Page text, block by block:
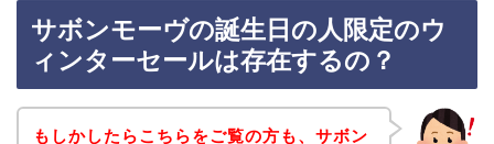
サボンモーヴの誕生日の人限定のウ
ィンターセールは存在するの？
もしかしたらこちらをご覧の方も、サボン